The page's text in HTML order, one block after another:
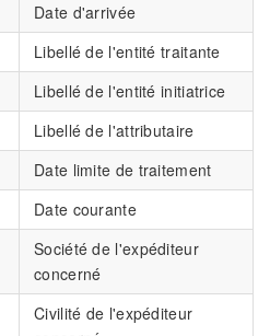
Date d'arrivée
Libellé de l'entité traitante
Libellé de l'entité initiatrice
Libellé de l'attributaire
Date limite de traitement
Date courante
Société de l'expéditeur
concerné
Civilité de l'expéditeur